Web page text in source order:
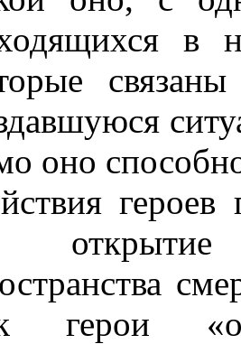
в
оно
героев
открытие
герои